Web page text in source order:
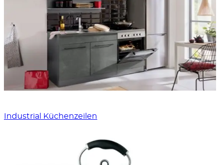
Industrial Küchenzeilen